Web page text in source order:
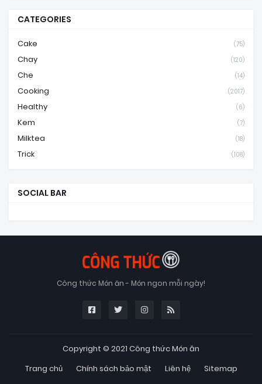
CATEGORIES
Cake (75)
Chay (120)
Che (14)
Cooking (2017)
Healthy (6)
Kem (7)
Milktea (18)
Trick (108)
SOCIAL BAR
Công thức Món ăn - Món ngon mỗi ngày!
Copyright © 2021 Công thức Món ăn
Trang chủ
Chính sách bảo mật Liên hệ Sitemap